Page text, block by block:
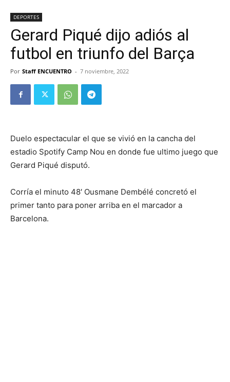
DEPORTES
Gerard Piqué dijo adiós al
futbol en triunfo del Barça
Por Staff ENCUENTRO - 7 noviembre, 2022
Duelo espectacular el que se vivió en la cancha del
estadio Spotify Camp Nou en donde fue ultimo juego que
Gerard Piqué disputó.
Corría el minuto 48′ Ousmane Dembélé concretó el
primer tanto para poner arriba en el marcador a
Barcelona.